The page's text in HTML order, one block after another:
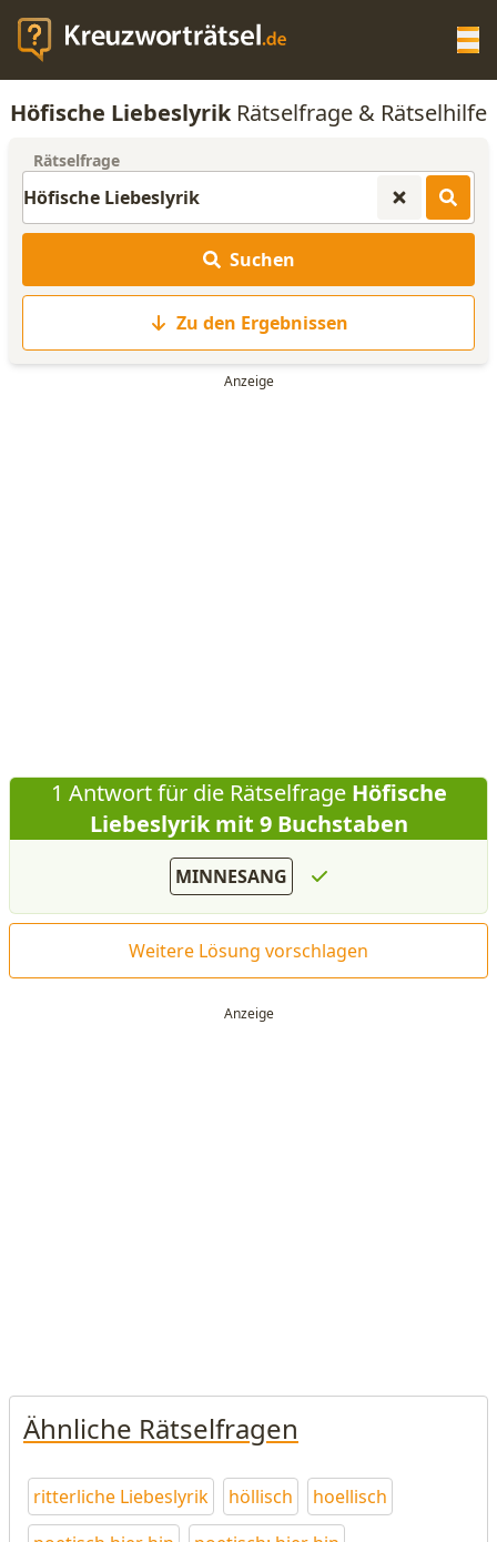
KREUZWORTRÄTSEL-HILFE
ANAGRAMM-GENERATOR
Höfische LiebeslyrikRätselfrage & Rätselhilfe
Rätselfrage
Suchen
Zu den Ergebnissen
1 Antwort für die RätselfrageHöfische
Liebeslyrik mit 9 Buchstaben
MINNESANG
Weitere Lösung vorschlagen
Ähnliche Rätselfragen
ritterliche Liebeslyrik höllisch
hoellisch